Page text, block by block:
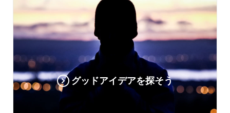
グッドアイデアを探そう